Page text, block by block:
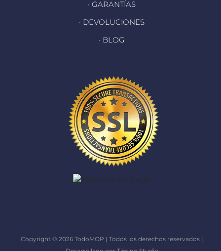
· GARANTÍAS
· DEVOLUCIONES
· BLOG
Copyright © 2026 TodoMOP | Todos los derechos reservados |